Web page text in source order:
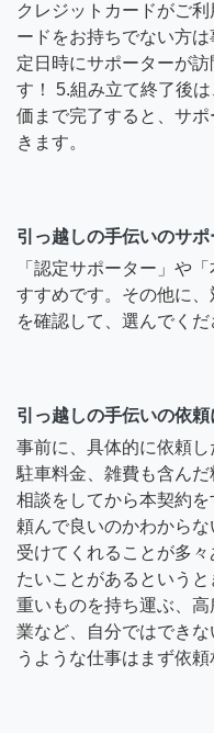
クレジットカードがご
ードをお持ちでない方
定日時にサポーターが
す！ 5.組み立て終了後
価まで完了すると、サ
きます。
引っ越しの手伝いのサ
「認定サポーター」や
すすめです。その他に
を確認して、選んでくだ
引っ越しの手伝いの依
事前に、具体的に依頼
駐車料金、雑費も含ん
相談をしてから本契約を
頼んで良いのかわから
受けてくれることが多
たいことがあるというと
重いものを持ち運ぶ、
業など、自分ではでき
うような仕事はまず依